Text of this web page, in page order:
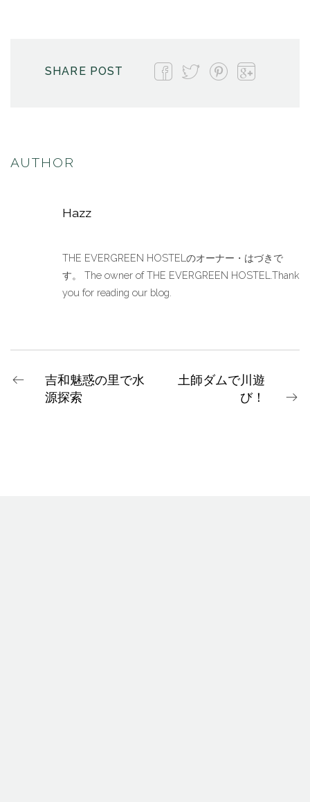
SHARE POST
AUTHOR
Hazz
THE EVERGREEN HOSTELのオーナー・はづきで
す。 The owner of THE EVERGREEN HOSTEL.Thank
you for reading our blog.
吉和魅惑の里で水
源探索
土師ダムで川遊
び！